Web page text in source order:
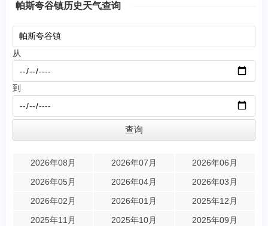
帕斯夸谷镇历史天气查询
从
到
2026年08月 2026年07月
2026年06月
2026年05月
2026年04月
2026年03月
2026年02月
2026年01月
2025年12月
2025年11月
2025年10月 2025年09月